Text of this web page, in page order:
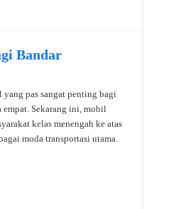
Bandar
pas sangat penting bagi
empat. Sekarang ini, mobil
kelas menengah ke atas
moda transportasi utama.